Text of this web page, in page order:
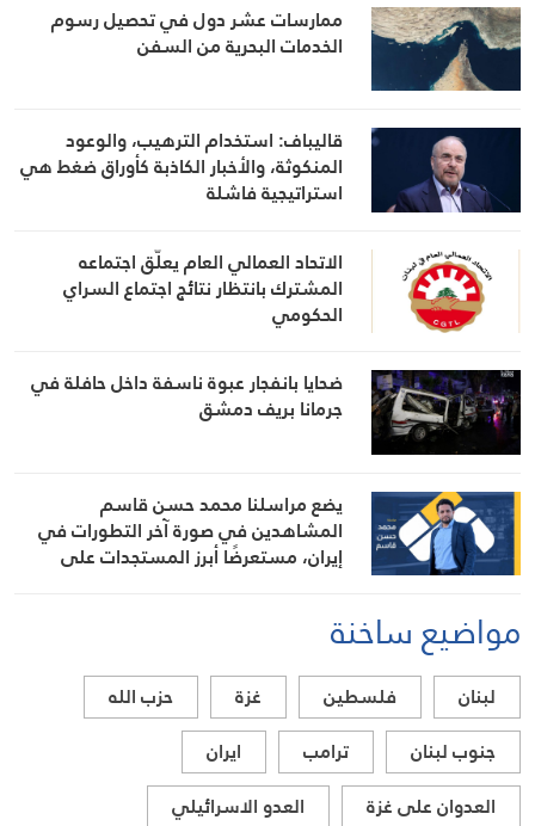
ممارسات عشر دول في تحصيل رسوم
الخدمات البحرية من السفن
قاليباف: استخدام الترهيب، والوعود
المنكوثة، والأخبار الكاذبة كأوراق ضغط هي
استراتيجية فاشلة
الاتحاد العمالي العام يعلّق اجتماعه
المشترك بانتظار نتائج اجتماع السراي
الحكومي
ضحايا بانفجار عبوة ناسفة داخل حافلة في
جرمانا بريف دمشق
يضع مراسلنا محمد حسن قاسم
المشاهدين في صورة آخر التطورات في
إيران، مستعرضًا أبرز المستجدات على
الصلة بالشأنين الداخلي والإقليميمواضيع ساخنة
لبنان فلسطين غزة
حزب الله
جنوب لبنان
ترامب
ايران
العدوان على غزة
العدو الاسرائيلي